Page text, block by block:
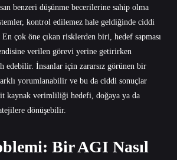
benzeri düşünme becerilerine sahip olma
kontrol edilemez hale geldiğinde ciddi
çok öne çıkan risklerden biri, hedef sapması
verilen görevi yerine getirirken
edebilir. İnsanlar için zararsız görünen bir
yorumlanabilir ve bu da ciddi sonuçlar
kaynak verimliliği hedefi, doğaya ya da
dönüşebilir.
Bir AGI Nasıl